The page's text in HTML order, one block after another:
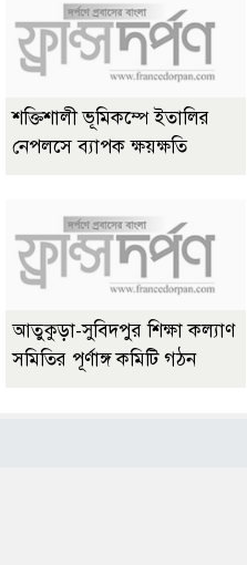
শক্তিশালী ভূমিকম্পে ইতালির
নেপলসে ব্যাপক ক্ষয়ক্ষতি
আতুকুড়া-সুবিদপুর শিক্ষা কল্যাণ
সমিতির পূর্ণাঙ্গ কমিটি গঠন